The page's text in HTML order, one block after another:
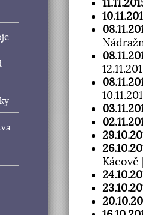
Kácově